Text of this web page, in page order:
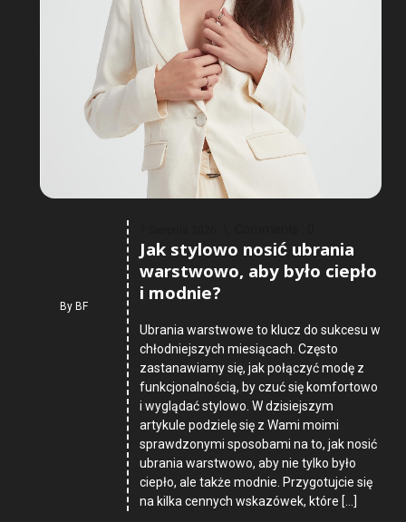
ByBF
Jak stylowo nosić ubrania
warstwowo, aby było ciepło
i modnie?
Ubrania warstwowe to klucz do sukcesu w
chłodniejszych miesiącach. Często
zastanawiamy się, jak połączyć modę z
funkcjonalnością, by czuć się komfortowo
i wyglądać stylowo. W dzisiejszym
artykule podzielę się z Wami moimi
sprawdzonymi sposobami na to, jak nosić
ubrania warstwowo, aby nie tylko było
ciepło, ale także modnie. Przygotujcie się
na kilka cennych wskazówek, które […]